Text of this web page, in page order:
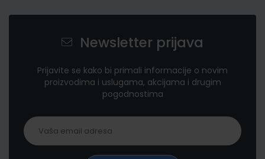
Newsletter prijava
Prijavite se kako bi primali informacije o novim
proizvodima i uslugama, akcijama i drugim
pogodnostima